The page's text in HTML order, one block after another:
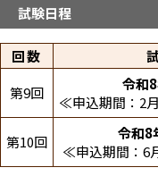
九州・沖縄
八幡西テストセン
システムランド熊本
システムランド宮
鹿児島中央駅東テ
博多駅筑紫口テス
試験日程
回数
第9回
令和
≪申込期間：2
第10回
令和8
≪申込期間：6